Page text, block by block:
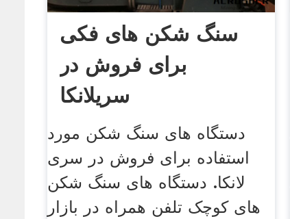
سنگ شکن های فکی
برای فروش در
سریلانکا
دستگاه های سنگ شکن مورد
استفاده برای فروش در سری
لانکا. دستگاه های سنگ شکن
های کوچک تلفن همراه در بازار